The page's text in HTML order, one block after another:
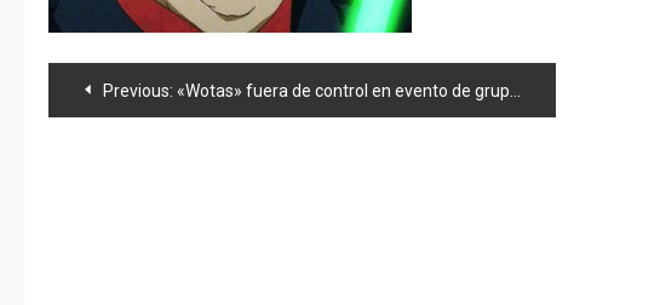
Navegación
Previous: «Wotas» fuera de control en evento de grupos idol